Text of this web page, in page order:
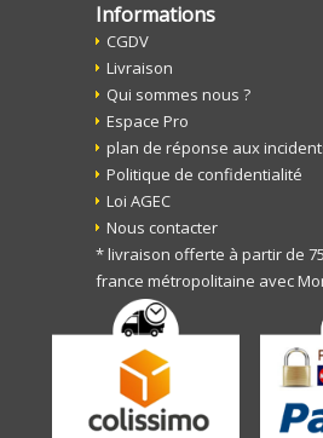
Informations
CGDV
Livraison
Qui sommes nous ?
Espace Pro
plan de réponse aux
Politique de confidentialité
Loi AGEC
Nous contacter
* livraison offerte à partir de
france métropolitaine avec